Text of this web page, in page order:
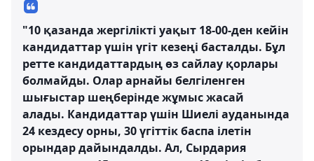
"10 қазанда жергілікті уақыт 18-00-ден кейін
кандидаттар үшін үгіт кезеңі басталды. Бұл
ретте кандидаттардың өз сайлау қорлары
болмайды. Олар арнайы белгіленген
шығыстар шеңберінде жұмыс жасай
алады. Кандидаттар үшін Шиелі ауданында
24 кездесу орны, 30 үгіттік баспа ілетін
орындар дайындалды. Ал, Сырдария